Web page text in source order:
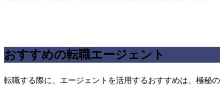
おすすめの転職エージェント
転職する際に、エージェントを活用するおすすめは、極秘の